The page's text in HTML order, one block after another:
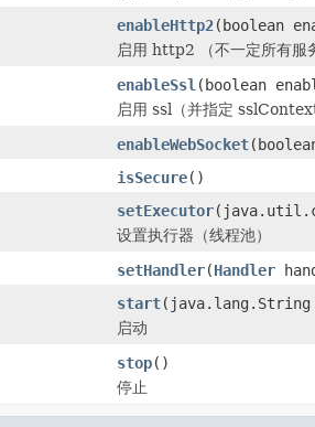
enableHttp2(boolean
启用 http2 （不一定所有服
enableSsl (boolean
启用 ssl（并指定
enableWebSocket
isSecure()
setExecutor
设置执行器（线程池）
setHandler(Handler
start
启动
stop()
停止